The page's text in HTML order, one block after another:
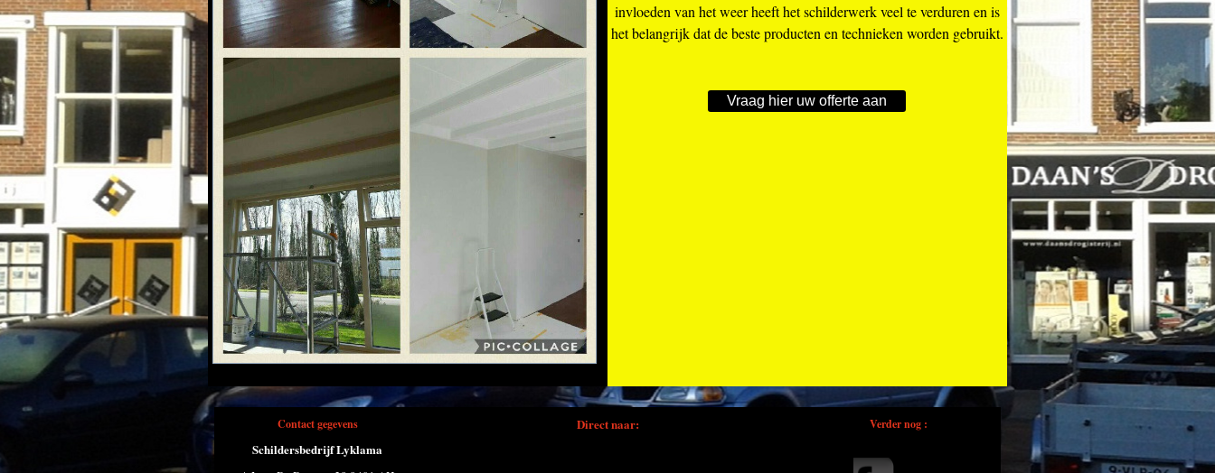
invloeden van het weer heeft het schilderwerk veel te verduren en is
het belangrijk dat de beste producten en technieken worden gebruikt.
Vraag hier uw offerte aan
Contact gegevens
Schildersbedrijf Lyklama
Direct naar: Verder nog :